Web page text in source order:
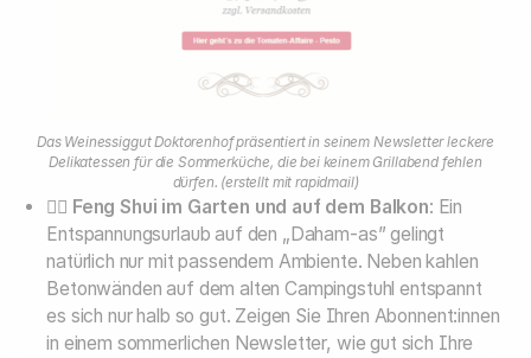
Das Weinessiggut Doktorenhof präsentiert in seinem Newsletter leckere
Delikatessen für die Sommerküche, die bei keinem Grillabend fehlen
dürfen. (erstellt mit rapidmail)
🧘‍♀️ Feng Shui im Garten und auf dem Balkon: Ein
Entspannungsurlaub auf den „Daham-as” gelingt
natürlich nur mit passendem Ambiente. Neben kahlen
Betonwänden auf dem alten Campingstuhl entspannt
es sich nur halb so gut. Zeigen Sie Ihren Abonnent:innen
in einem sommerlichen Newsletter, wie gut sich Ihre